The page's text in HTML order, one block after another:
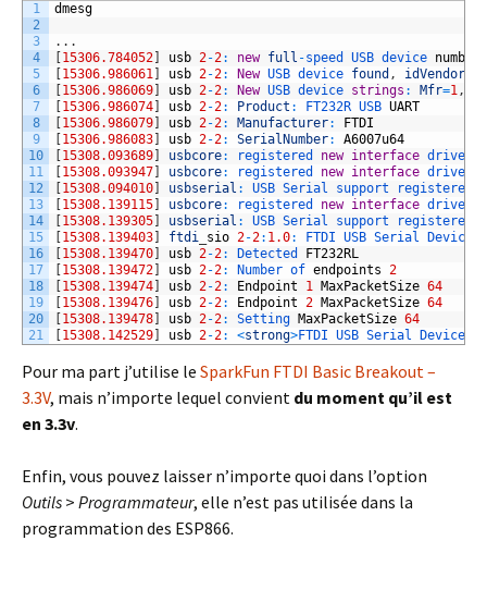
1
2
3
4
5
6
7
8
9
10
11
12
13
14
15
16
17
18
19
20
21
dmesg
. . .
15306.784052 usb 2-2: new full -speed USB device number
15306.986061 usb 2-2: New USB device found , idVendor
15306.986069 usb 2-2: New USB device strings : Mfr=1,
15306.986074 usb 2-2: Product : FT232R USB UART
15306.986079 usb 2-2: Manufacturer:
FTDI
15306.986083 usb 2-2: SerialNumber:
A6007u64
15308.093689 usbcore: registered new interface driver
15308.093947 usbcore: registered new interface driver
15308.094010 usbserial : USB Serial support registered
15308.139115 usbcore: registered new interface driver
15308.139305 usbserial : USB Serial support registered
15308.139403 ftdi sio 2-2: 1.0: FTDI USB Serial Device
15308.139470 usb 2-2: Detected
FT232RL
15308.139472 usb 2-2: Number of endpoints 2
15308.139474 usb 2-2: Endpoint 1 MaxPacketSize 64
15308.139476 usb 2-2: Endpoint 2 MaxPacketSize 64
15308.139478 usb 2-2: Setting MaxPacketSize 64
15308.142529 usb 2-2: <strong>FTDI USB Serial Device
Pour ma part j’utilise le SparkFun FTDI Basic Breakout –
3.3V, mais n’importe lequel convient du moment qu’il est
en 3.3v.
Enfin, vous pouvez laisser n’importe quoi dans l’option
Outils > Programmateur, elle n’est pas utilisée dans la
programmation des ESP866.